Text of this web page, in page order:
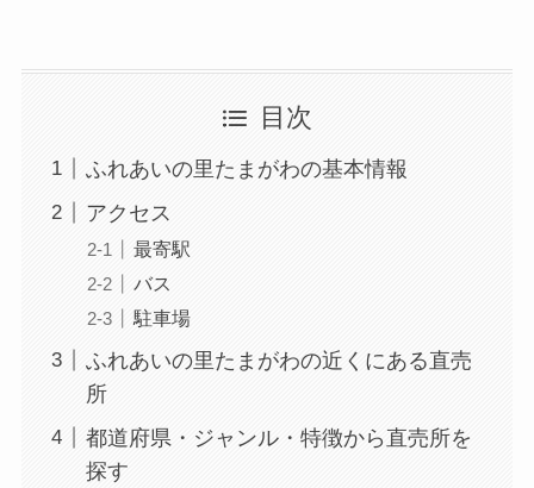
目次
ふれあいの里たまがわの基本情報
アクセス
最寄駅
バス
駐車場
ふれあいの里たまがわの近くにある直売
所
都道府県・ジャンル・特徴から直売所を
探す